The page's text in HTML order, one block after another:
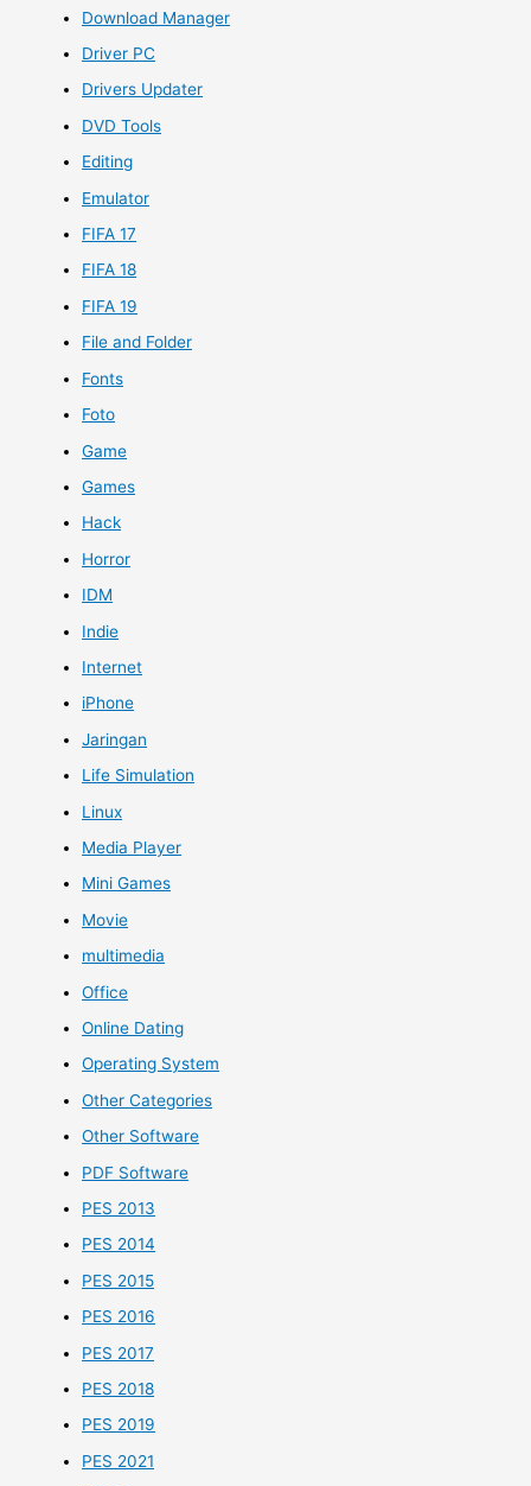
Download Manager
Driver PC
Drivers Updater
DVD Tools
Editing
Emulator
FIFA 17
FIFA 18
FIFA 19
File and Folder
Fonts
Foto
Game
Games
Hack
Horror
IDM
Indie
Internet
iPhone
Jaringan
Life Simulation
Linux
Media Player
Mini Games
Movie
multimedia
Office
Online Dating
Operating System
Other Categories
Other Software
PDF Software
PES 2013
PES 2014
PES 2015
PES 2016
PES 2017
PES 2018
PES 2019
PES 2021